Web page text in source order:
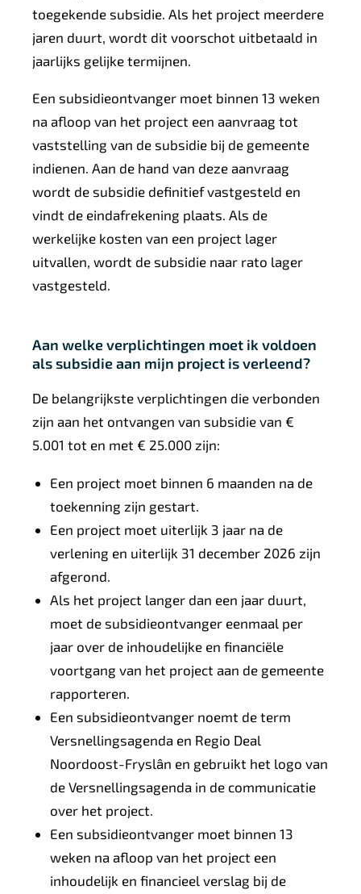
toegekende subsidie. Als het project meerdere
jaren duurt, wordt dit voorschot uitbetaald in
jaarlijks gelijke termijnen.
Een subsidieontvanger moet binnen 13 weken
na afloop van het project een aanvraag tot
vaststelling van de subsidie bij de gemeente
indienen. Aan de hand van deze aanvraag
wordt de subsidie definitief vastgesteld en
vindt de eindafrekening plaats. Als de
werkelijke kosten van een project lager
uitvallen, wordt de subsidie naar rato lager
vastgesteld.
Aan welke verplichtingen moet ik voldoen
als subsidie aan mijn project is verleend?
De belangrijkste verplichtingen die verbonden
zijn aan het ontvangen van subsidie van €
5.001 tot en met € 25.000 zijn:
Een project moet binnen 6 maanden na de
toekenning zijn gestart.
Een project moet uiterlijk 3 jaar na de
verlening en uiterlijk 31 december 2026 zijn
afgerond.
Als het project langer dan een jaar duurt,
moet de subsidieontvanger eenmaal per
jaar over de inhoudelijke en financiële
voortgang van het project aan de gemeente
rapporteren.
Een subsidieontvanger noemt de term
Versnellingsagenda en Regio Deal
Noordoost-Fryslân en gebruikt het logo van
de Versnellingsagenda in de communicatie
over het project.
Een subsidieontvanger moet binnen 13
weken na afloop van het project een
inhoudelijk en financieel verslag bij de